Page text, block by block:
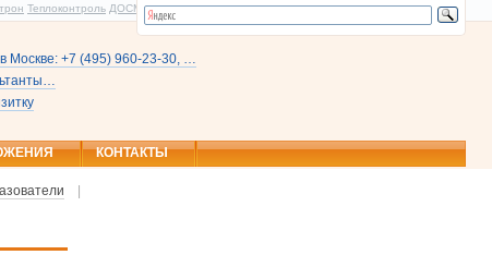
Теплоконтроль ДОСМ
Москве: +7 (495) 960-23-30, …
КОНТАКТЫ